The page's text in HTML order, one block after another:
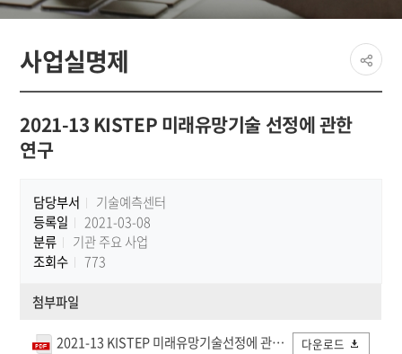
사업실명제
페이지
공유
share
2021-13 KISTEP 미래유망기술 선정에 관한
연구
담당부서
기술예측센터
등록일
2021-03-08
분류
기관 주요 사업
조회수
773
첨부파일
2021-13 KISTEP 미래유망기술선정에 관한 연구.pdf 다운로드